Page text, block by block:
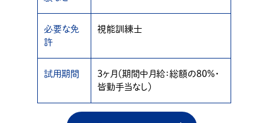
必要な免
許
視能訓練士
試用期間
3ヶ月（期間中月給：総額の80%・
皆勤手当なし）